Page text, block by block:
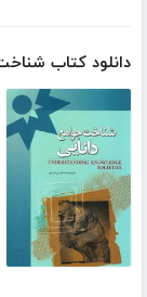
دانلود کتاب